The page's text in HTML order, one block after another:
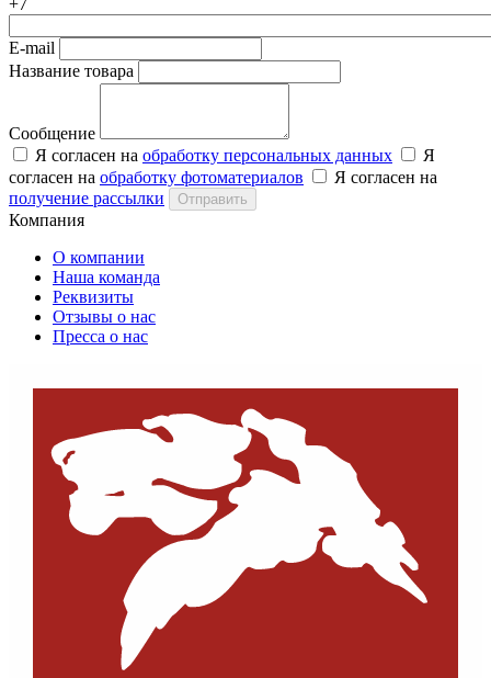
E-mail
Название товара
Сообщение
Я согласен на обработку персональных данных
Я
согласен на обработку фотоматериалов
Я согласен на
получение рассылки
Отправить
Компания
О компании
Наша команда
Реквизиты
Отзывы о нас
Пресса о нас